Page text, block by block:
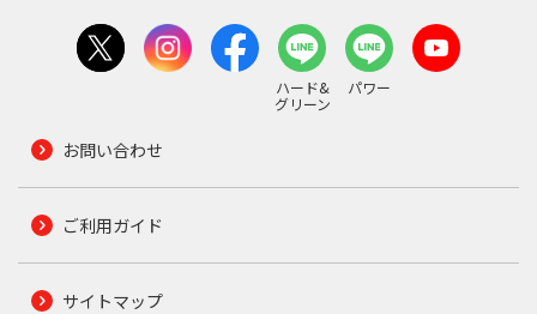
ハード&
グリーン
パワー
お問い合わせ
ご利用ガイド
サイトマップ